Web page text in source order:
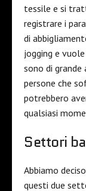
tessile e si
registrare i
di
jogging e
sono di
persone che
potrebbero
qualsiasi
Settori
Abbiamo
questi due